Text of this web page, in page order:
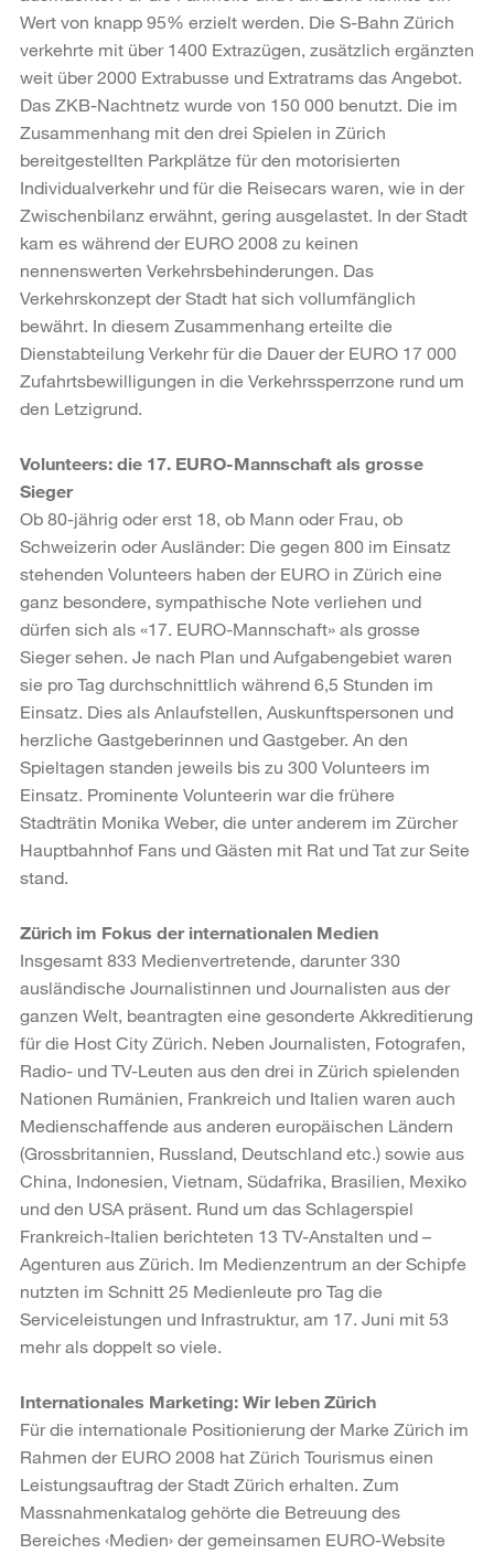
Wert von knapp 95% erzielt werden. Die S-Bahn Zürich
verkehrte mit über 1400 Extrazügen, zusätzlich ergänzten
weit über 2000 Extrabusse und Extratrams das Angebot.
Das ZKB-Nachtnetz wurde von 150 000 benutzt. Die im
Zusammenhang mit den drei Spielen in Zürich
bereitgestellten Parkplätze für den motorisierten
Individualverkehr und für die Reisecars waren, wie in der
Zwischenbilanz erwähnt, gering ausgelastet. In der Stadt
kam es während der EURO 2008 zu keinen
nennenswerten Verkehrsbehinderungen. Das
Verkehrskonzept der Stadt hat sich vollumfänglich
bewährt. In diesem Zusammenhang erteilte die
Dienstabteilung Verkehr für die Dauer der EURO 17 000
Zufahrtsbewilligungen in die Verkehrssperrzone rund um
den Letzigrund.
Volunteers: die 17. EURO-Mannschaft als grosse
Sieger
Ob 80-jährig oder erst 18, ob Mann oder Frau, ob
Schweizerin oder Ausländer: Die gegen 800 im Einsatz
stehenden Volunteers haben der EURO in Zürich eine
ganz besondere, sympathische Note verliehen und
dürfen sich als «17. EURO-Mannschaft» als grosse
Sieger sehen. Je nach Plan und Aufgabengebiet waren
sie pro Tag durchschnittlich während 6,5 Stunden im
Einsatz. Dies als Anlaufstellen, Auskunftspersonen und
herzliche Gastgeberinnen und Gastgeber. An den
Spieltagen standen jeweils bis zu 300 Volunteers im
Einsatz. Prominente Volunteerin war die frühere
Stadträtin Monika Weber, die unter anderem im Zürcher
Hauptbahnhof Fans und Gästen mit Rat und Tat zur Seite
stand.
Zürich im Fokus der internationalen Medien
Insgesamt 833 Medienvertretende, darunter 330
ausländische Journalistinnen und Journalisten aus der
ganzen Welt, beantragten eine gesonderte Akkreditierung
für die Host City Zürich. Neben Journalisten, Fotografen,
Radio- und TV-Leuten aus den drei in Zürich spielenden
Nationen Rumänien, Frankreich und Italien waren auch
Medienschaffende aus anderen europäischen Ländern
(Grossbritannien, Russland, Deutschland etc.) sowie aus
China, Indonesien, Vietnam, Südafrika, Brasilien, Mexiko
und den USA präsent. Rund um das Schlagerspiel
Frankreich-Italien berichteten 13 TV-Anstalten und –
Agenturen aus Zürich. Im Medienzentrum an der Schipfe
nutzten im Schnitt 25 Medienleute pro Tag die
Serviceleistungen und Infrastruktur, am 17. Juni mit 53
mehr als doppelt so viele.
Internationales Marketing: Wir leben Zürich
Für die internationale Positionierung der Marke Zürich im
Rahmen der EURO 2008 hat Zürich Tourismus einen
Leistungsauftrag der Stadt Zürich erhalten. Zum
Massnahmenkatalog gehörte die Betreuung des
Bereiches ‹Medien› der gemeinsamen EURO-Website